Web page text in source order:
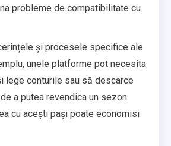
probleme de compatibilitate cu
și procesele specifice ale
unele platforme pot necesita
lege conturile sau să descarce
a putea revendica un sezon
cu acești pași poate economisi